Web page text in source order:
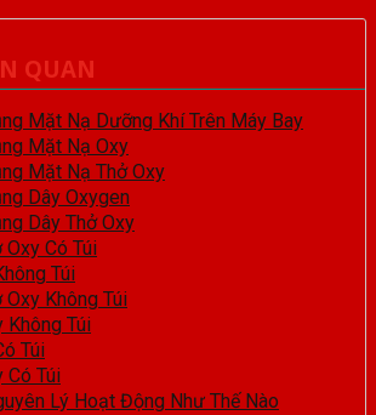
QUAN
Mặt Nạ Dưỡng Khí Trên Máy Bay
Mặt Nạ Oxy
Mặt Nạ Thở Oxy
Dây Oxygen
Dây Thở Oxy
Oxy Có Túi
Túi
Oxy Không Túi
Không Túi
Túi
Có Túi
Lý Hoạt Động Như Thế Nào